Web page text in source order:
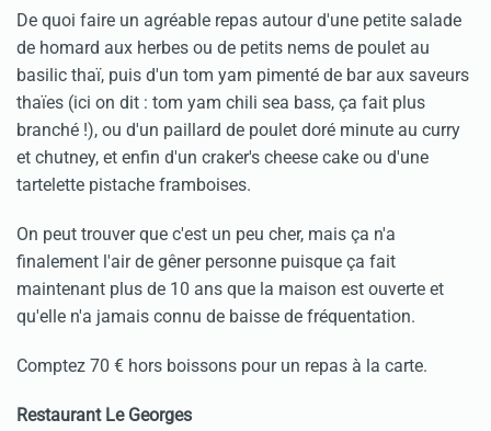
De quoi faire un agréable repas autour d'une petite salade
de homard aux herbes ou de petits nems de poulet au
basilic thaï, puis d'un tom yam pimenté de bar aux saveurs
thaïes (ici on dit : tom yam chili sea bass, ça fait plus
branché !), ou d'un paillard de poulet doré minute au curry
et chutney, et enfin d'un craker's cheese cake ou d'une
tartelette pistache framboises.
On peut trouver que c'est un peu cher, mais ça n'a
finalement l'air de gêner personne puisque ça fait
maintenant plus de 10 ans que la maison est ouverte et
qu'elle n'a jamais connu de baisse de fréquentation.
Comptez 70 € hors boissons pour un repas à la carte.
Restaurant Le Georges